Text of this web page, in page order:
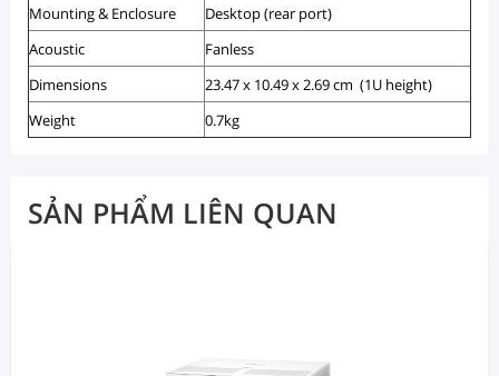
Mounting & Enclosure
Desktop (rear port)
Acoustic
Fanless
Dimensions
23.47 x 10.49 x 2.69 cm (1U height)
Weight
0.7kg
SẢN PHẨM LIÊN QUAN